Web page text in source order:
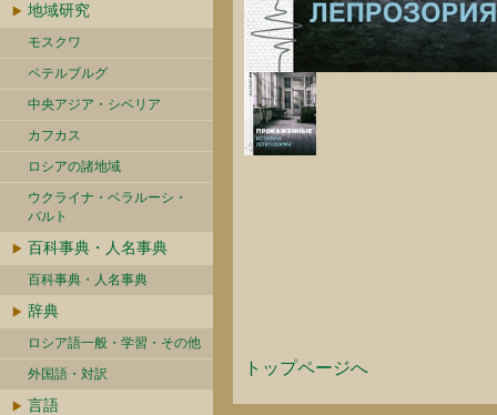
地域研究
モスクワ
ペテルブルグ
中央アジア・シベリア
カフカス
ロシアの諸地域
ウクライナ・ベラルーシ・
バルト
百科事典・人名事典
百科事典・人名事典
辞典
ロシア語一般・学習・その他
外国語・対訳
言語
トップページへ